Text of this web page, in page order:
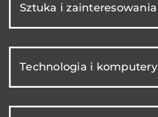
Sztuka i zainteresowania
Technologia i komputery